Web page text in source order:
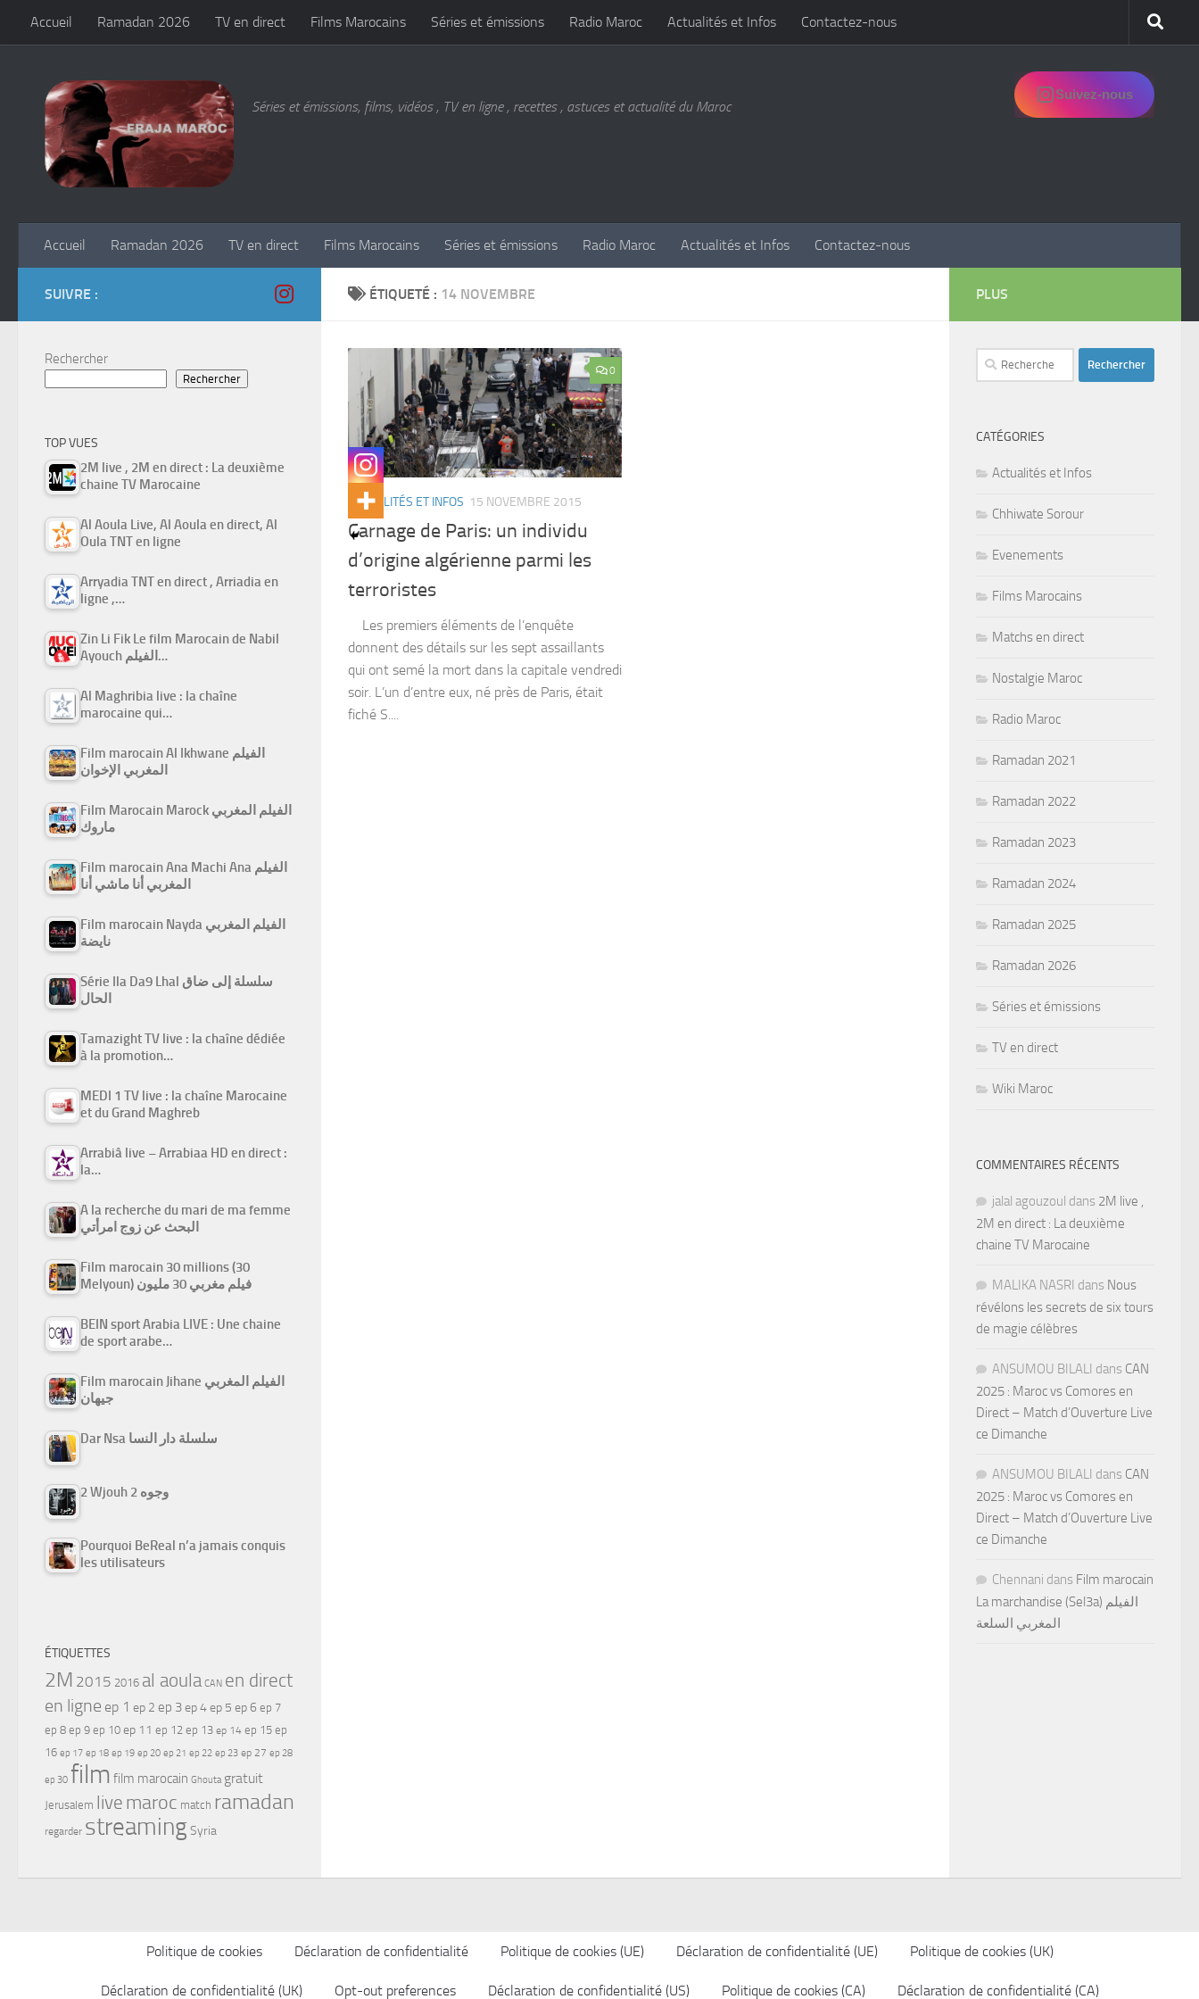
Skip to content
Accueil Ramadan 2026 TV en direct Films Marocains Séries et émissions Radio Maroc Actualités et Infos Contactez-nous
Séries et émissions, films, vidéos , TV en ligne , recettes , astuces et actualité du Maroc
Suivez-nous
Accueil Ramadan 2026 TV en direct Films Marocains Séries et émissions Radio Maroc Actualités et Infos Contactez-nous
ÉTIQUETÉ : 14 NOVEMBRE
0
ACTUALITÉS ET INFOS 15 NOVEMBRE 2015
Carnage de Paris: un individu
d’origine algérienne parmi les
terroristes
Les premiers éléments de l’enquête
donnent des détails sur les sept assaillants
qui ont semé la mort dans la capitale vendredi
soir. L’un d’entre eux, né près de Paris, était
fiché S....
SUIVRE :
Rechercher
Rechercher
TOP VUES
2M live , 2M en direct : La deuxième
chaine TV Marocaine
Al Aoula Live, Al Aoula en direct, Al
Oula TNT en ligne
Arryadia TNT en direct , Arriadia en
ligne ,…
Zin Li Fik Le film Marocain de Nabil
Ayouch الفيلم…
Al Maghribia live : la chaîne
marocaine qui…
Film marocain Al Ikhwane الفيلم
المغربي الإخوان
Film Marocain Marock الفيلم المغربي
ماروك
Film marocain Ana Machi Ana الفيلم
المغربي أنا ماشي أنا
Film marocain Nayda الفيلم المغربي
نايضة
Série Ila Da9 Lhal سلسلة إلى ضاق
الحال
Tamazight TV live : la chaîne dédiée
à la promotion…
MEDI 1 TV live : la chaîne Marocaine
et du Grand Maghreb
Arrabiâ live – Arrabiaa HD en direct :
la…
A la recherche du mari de ma femme
البحث عن زوج امرأتي
Film marocain 30 millions (30
Melyoun) فيلم مغربي 30 مليون
BEIN sport Arabia LIVE : Une chaine
de sport arabe…
Film marocain Jihane الفيلم المغربي
جيهان
Dar Nsa سلسلة دار النسا
2 Wjouh 2 وجوه
Pourquoi BeReal n’a jamais conquis
les utilisateurs
ÉTIQUETTES
2M 2015 2016 al aoula CAN en direct
en ligne ep 1 ep 2 ep 3ep 4ep 5 ep 6 ep 7
ep 8 ep 9 ep 10 ep 11 ep 12 ep 13 ep 14 ep 15 ep
16 ep 17 ep 18 ep 19 ep 20 ep 21 ep 22 ep 23 ep 27 ep 28
ep 30 film film marocain Ghouta gratuit
Jerusalem live maroc match ramadan
regarder streamingSyria
PLUS
Rechercher :
CATÉGORIES
Actualités et Infos
Chhiwate Sorour
Evenements
Films Marocains
Matchs en direct
Nostalgie Maroc
Radio Maroc
Ramadan 2021
Ramadan 2022
Ramadan 2023
Ramadan 2024
Ramadan 2025
Ramadan 2026
Séries et émissions
TV en direct
Wiki Maroc
COMMENTAIRES RÉCENTS
jalal agouzoul dans 2M live ,
2M en direct : La deuxième
chaine TV Marocaine
MALIKA NASRI dans Nous
révélons les secrets de six tours
de magie célèbres
ANSUMOU BILALI dans CAN
2025 : Maroc vs Comores en
Direct – Match d’Ouverture Live
ce Dimanche
ANSUMOU BILALI dans CAN
2025 : Maroc vs Comores en
Direct – Match d’Ouverture Live
ce Dimanche
Chennani dans Film marocain
La marchandise (Sel3a) الفيلم
المغربي السلعة
Politique de cookies Déclaration de confidentialité Politique de cookies (UE) Déclaration de confidentialité (UE) Politique de cookies (UK)
Déclaration de confidentialité (UK) Opt-out preferences Déclaration de confidentialité (US) Politique de cookies (CA) Déclaration de confidentialité (CA)